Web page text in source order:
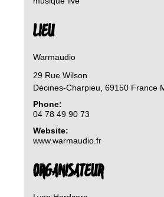
LIEU
Warmaudio
29 Rue Wilson
Décines-Charpieu 69150 France
Phone:
04 78 49 90 73
Website:
www.warmaudio.fr
ORGANISATEUR